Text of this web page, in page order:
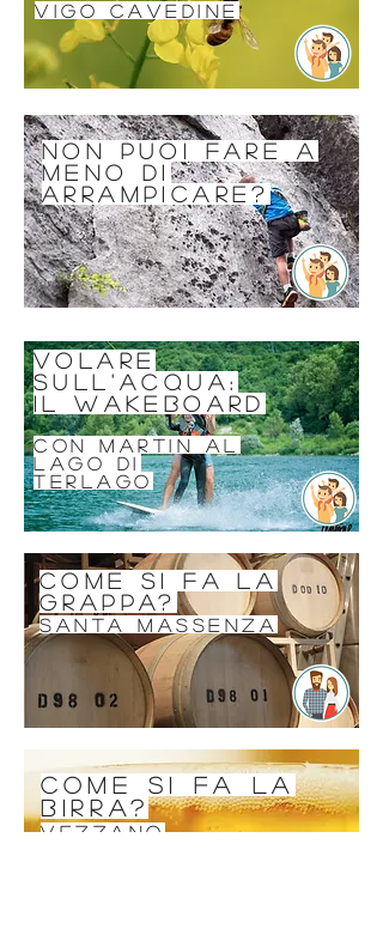
vigo cavedine
non puoi fare a
meno di
arrampicare?
volare
sull'acqua:
il wakeboard
con martin al
lago di
terlago
come si fa la
grappa?
santa massenza
come si fa la
birra?
vezzano